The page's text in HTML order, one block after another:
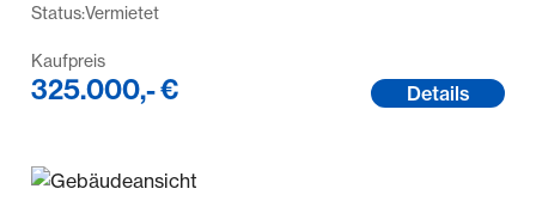
Status:Vermietet
Kaufpreis
325.000,- € Details